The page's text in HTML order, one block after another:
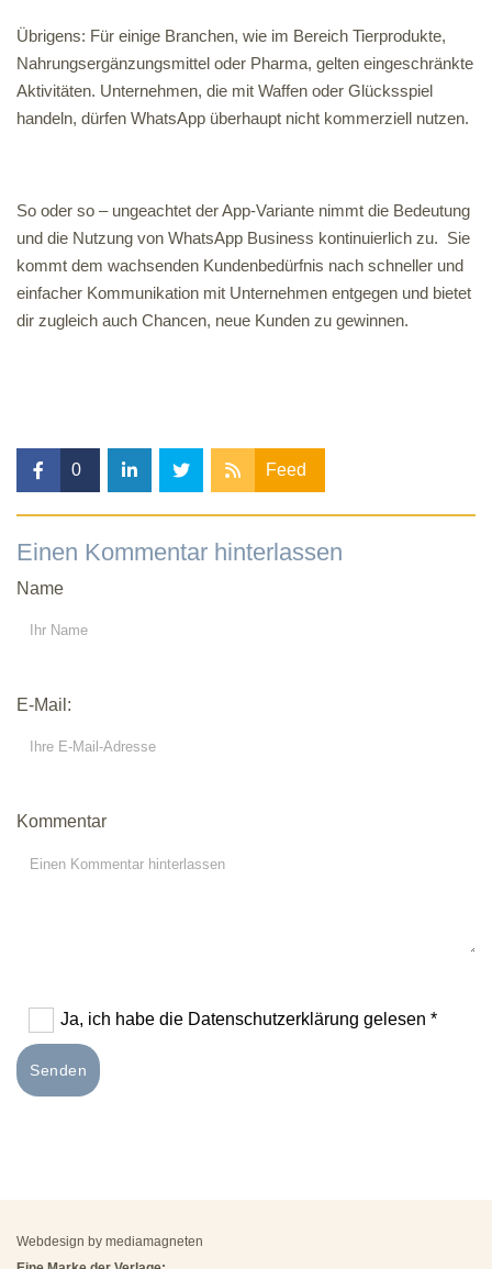
Übrigens: Für einige Branchen, wie im Bereich Tierprodukte,
Nahrungsergänzungsmittel oder Pharma, gelten eingeschränkte
Aktivitäten. Unternehmen, die mit Waffen oder Glücksspiel
handeln, dürfen WhatsApp überhaupt nicht kommerziell nutzen.
So oder so – ungeachtet der App-Variante nimmt die Bedeutung
und die Nutzung von WhatsApp Business kontinuierlich zu. Sie
kommt dem wachsenden Kundenbedürfnis nach schneller und
einfacher Kommunikation mit Unternehmen entgegen und bietet
dir zugleich auch Chancen, neue Kunden zu gewinnen.
0 Feed
Einen Kommentar hinterlassen
Name
E-Mail:
Kommentar
Ja, ich habe die Datenschutzerklärung gelesen *
Webdesign by mediamagneten